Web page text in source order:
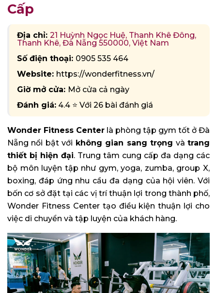
Cấp
Địa chỉ: 21 Huỳnh Ngọc Huệ, Thanh Khê Đông,
Thanh Khê, Đà Nẵng 550000, Việt Nam
Số điện thoại: 0905 535 464
Website: https://wonderfitness.vn/
Giờ mở cửa: Mở cửa cả ngày
Đánh giá: 4.4 ⭐ Với 26 bài đánh giá
Wonder Fitness Center là phòng tập gym tốt ở Đà
Nẵng nổi bật với không gian sang trọng vàtrang
thiết bị hiện đại. Trung tâm cung cấp đa dạng các
bộ môn luyện tập như gym, yoga, zumba, group X,
boxing, đáp ứng nhu cầu đa dạng của hội viên. Với
bốn cơ sở đặt tại các vị trí thuận lợi trong thành phố,
Wonder Fitness Center tạo điều kiện thuận lợi cho
việc di chuyển và tập luyện của khách hàng.